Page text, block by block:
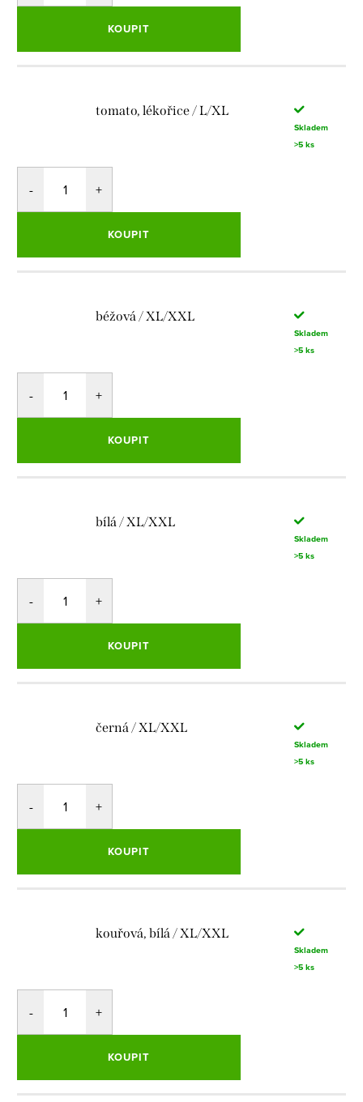
KOUPIT
tomato, lékořice / L/XL
Skladem
>5 ks
KOUPIT
béžová / XL/XXL
Skladem
>5 ks
KOUPIT
bílá / XL/XXL
Skladem
>5 ks
KOUPIT
černá / XL/XXL
Skladem
>5 ks
KOUPIT
kouřová, bílá / XL/XXL
Skladem
>5 ks
KOUPIT